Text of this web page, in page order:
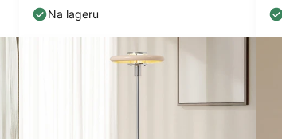
staklo
Na lageru